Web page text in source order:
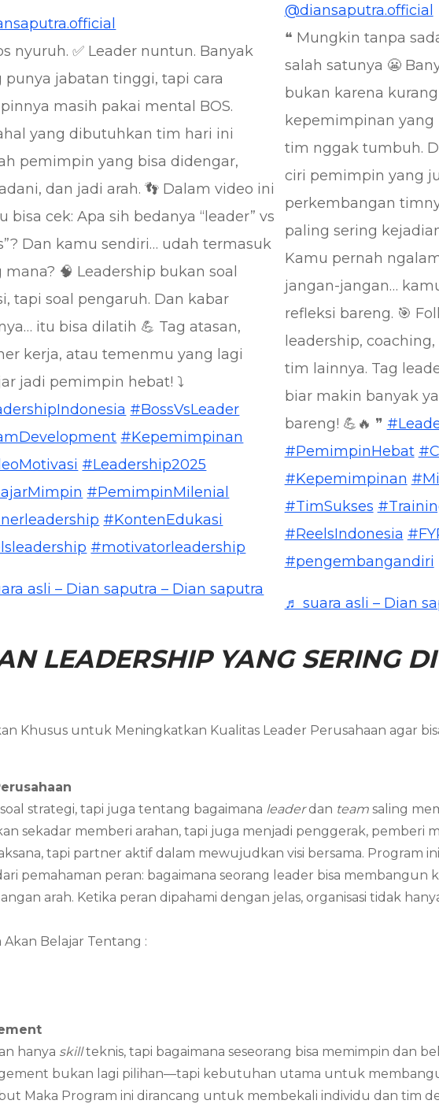
nyuruh. ✅ Leader nuntun. Banyak
punya jabatan tinggi, tapi cara
masih pakai mental BOS.
yang dibutuhkan tim hari ini
pemimpin yang bisa didengar,
dan jadi arah. 👣 Dalam video ini
bisa cek: Apa sih bedanya “leader” vs
Dan kamu sendiri… udah termasuk
mana? 🧠 Leadership bukan soal
tapi soal pengaruh. Dan kabar
itu bisa dilatih 💪 Tag atasan,
kerja, atau temenmu yang lagi
jadi pemimpin hebat! ⤵️
#BossVsLeader
#Kepemimpinan
#Leadership2025
#PemimpinMilenial
#KontenEdukasi
#motivatorleadership
asli – Dian saputra – Dian saputra
@diansaputra.official
❝ Mungkin tanpa
salah satunya 😬
bukan karena
kepemimpinan yang
tim nggak tumbuh.
ciri pemimpin yang
perkembangan
paling sering kejadian
Kamu pernah
jangan-jangan…
refleksi bareng. 🎯
leadership,
tim lainnya. Tag
biar makin banyak
bareng! 💪🔥 ❞
#PemimpinHebat
#Kepemimpinan
#TimSukses
#ReelsIndonesia
#pengembangandiri
♬ suara asli – Dian
LEADERSHIP YANG SERING
Khusus untuk Meningkatkan Kualitas Leader Perusahaan agar
strategi, tapi juga tentang bagaimana leaderdan team saling
sekadar memberi arahan, tapi juga menjadi penggerak, pemberi
tapi partner aktif dalam mewujudkan visi bersama. Program
pemahaman peran: bagaimana seorang leader bisa membangun
arah. Ketika peran dipahami dengan jelas, organisasi tidak
Belajar Tentang :
hanya skillteknis, tapi bagaimana seseorang bisa memimpin dan
bukan lagi pilihan—tapi kebutuhan utama untuk
Maka Program ini dirancang untuk membekali individu dan tim